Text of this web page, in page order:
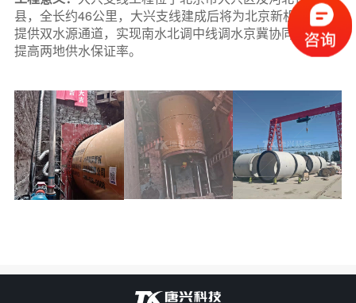
县，全长约46公里，大兴支线建成后将为北京新机场水厂
提供双水源通道，实现南水北调中线调水京冀协同联动，
提高两地供水保证率。